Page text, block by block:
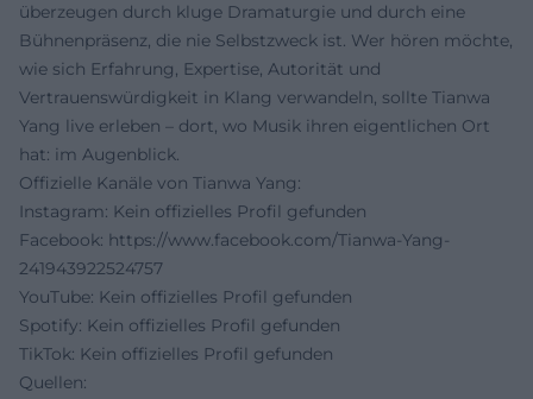
überzeugen durch kluge Dramaturgie und durch eine
Bühnenpräsenz, die nie Selbstzweck ist. Wer hören möchte,
wie sich Erfahrung, Expertise, Autorität und
Vertrauenswürdigkeit in Klang verwandeln, sollte Tianwa
Yang live erleben – dort, wo Musik ihren eigentlichen Ort
hat: im Augenblick.
Offizielle Kanäle von Tianwa Yang:
Instagram: Kein offizielles Profil gefunden
Facebook: https://www.facebook.com/Tianwa-Yang-
241943922524757
YouTube: Kein offizielles Profil gefunden
Spotify: Kein offizielles Profil gefunden
TikTok: Kein offizielles Profil gefunden
Quellen: